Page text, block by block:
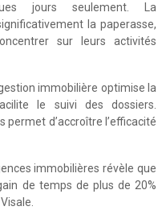
jours seulement. La
la paperasse,
sur leurs activités
immobilière optimise la
le suivi des dossiers.
permet d’accroître l’efficacité
immobilières révèle que
de temps de plus de 20%